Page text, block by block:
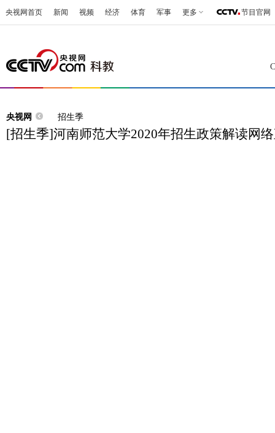
央视网首页 新闻 视频 经济 体育 军事 更多 节目官网
央视网 招生季
[招生季]河南师范大学2020年招生政策解读网